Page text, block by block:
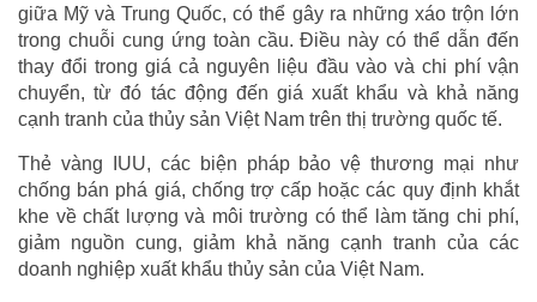
giữa Mỹ và Trung Quốc, có thể gây ra những xáo trộn lớn
trong chuỗi cung ứng toàn cầu. Điều này có thể dẫn đến
thay đổi trong giá cả nguyên liệu đầu vào và chi phí vận
chuyển, từ đó tác động đến giá xuất khẩu và khả năng
cạnh tranh của thủy sản Việt Nam trên thị trường quốc tế.
Thẻ vàng IUU, các biện pháp bảo vệ thương mại như
chống bán phá giá, chống trợ cấp hoặc các quy định khắt
khe về chất lượng và môi trường có thể làm tăng chi phí,
giảm nguồn cung, giảm khả năng cạnh tranh của các
doanh nghiệp xuất khẩu thủy sản của Việt Nam.